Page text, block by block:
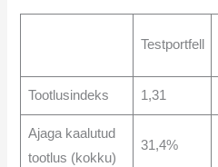
Testportfell
Tootlusindeks 1,31
Ajaga kaalutud
tootlus (kokku)
31,4%